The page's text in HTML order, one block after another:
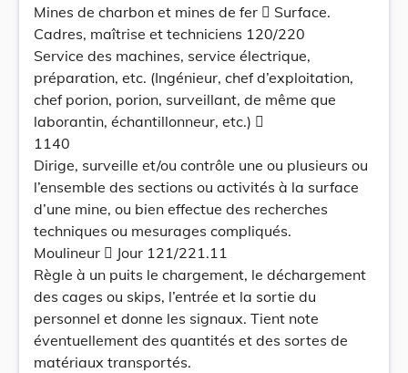
Mines de charbon et mines de fer  Surface.
Cadres, maîtrise et techniciens 120/220
Service des machines, service électrique,
préparation, etc. (Ingénieur, chef d’exploitation,
chef porion, porion, surveillant, de même que
laborantin, échantillonneur, etc.) 
1140
Dirige, surveille et/ou contrôle une ou plusieurs ou
l’ensemble des sections ou activités à la surface
d’une mine, ou bien effectue des recherches
techniques ou mesurages compliqués.
Moulineur  Jour 121/221.11
Règle à un puits le chargement, le déchargement
des cages ou skips, l’entrée et la sortie du
personnel et donne les signaux. Tient note
éventuellement des quantités et des sortes de
matériaux transportés.